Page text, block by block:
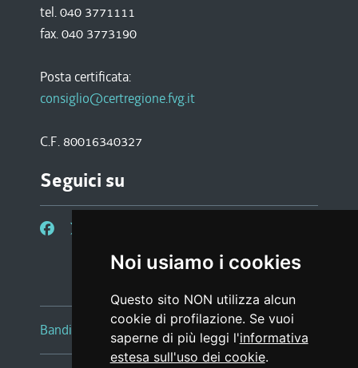
Noi usiamo i cookies
Questo sito NON utilizza alcun
cookie di profilazione. Se vuoi
saperne di più leggi l'informativa
estesa sull'uso dei cookie.
tel. 040 3771111
fax. 040 3773190
Posta certificata:
consiglio@certregione.fvg.it
C.F. 80016340327
Seguici su
Bandi e avvisi